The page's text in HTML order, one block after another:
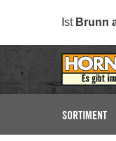
Ist Brunn
SORTIMENT